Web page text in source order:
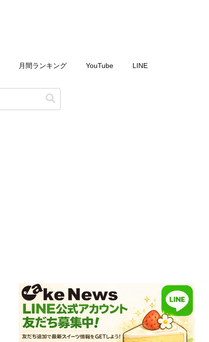
月間ランキング YouTube LINE